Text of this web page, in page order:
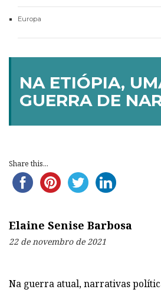
Europa
NA ETIÓPIA,
GUERRA DE
Share this...
Elaine Senise Barbosa
22 de novembro de 2021
Na guerra atual, narrativas